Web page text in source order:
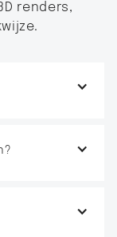
renders,